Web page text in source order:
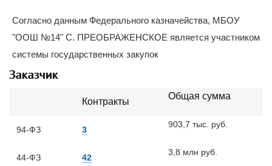
Согласно данным Федерального казначейства, МБОУ
"ООШ №14" С. ПРЕОБРАЖЕНСКОЕ является участником
системы государственных закупок
Заказчик
Контракты
Общая сумма
94-ФЗ 3
903,7 тыс. руб.
44-ФЗ 42
3,8 млн руб.